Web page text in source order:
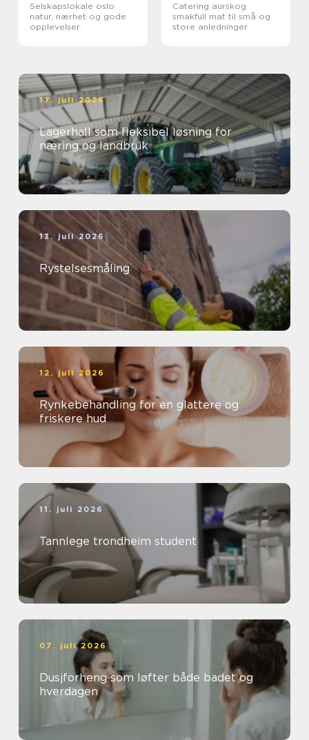
Selskapslokale oslo
natur, nærhet og gode
opplevelser
Catering aurskog
smakfull mat til små og
store anledninger
17. juli 2026
Lagerhall som fleksibel løsning for
næring og landbruk
13. juli 2026
Rystelsesmåling
12. juli 2026
Rynkebehandling for en glattere og
friskere hud
11. juli 2026
Tannlege trondheim student
07. juli 2026
Dusjforheng som løfter både badet og
hverdagen